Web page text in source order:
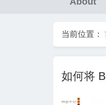
当前位置：
如何将